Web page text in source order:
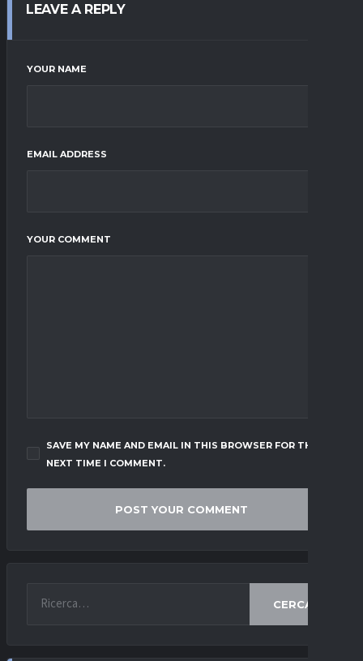
LEAVE A REPLY
YOUR NAME
EMAIL ADDRESS
YOUR COMMENT
SAVE MY NAME AND EMAIL IN THIS BROWSER FOR THE
NEXT TIME I COMMENT.
CERCA